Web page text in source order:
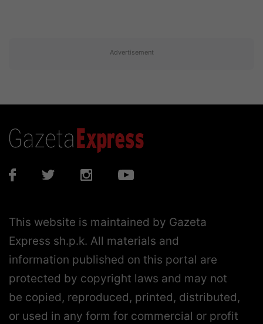
Advertisement
This website is maintained by Gazeta
Express sh.p.k. All materials and
information published on this portal are
protected by copyright laws and may not
be copied, reproduced, printed, distributed,
or used in any form for commercial or profit